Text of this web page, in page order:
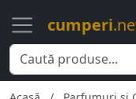
cumperi